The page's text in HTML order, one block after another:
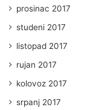
prosinac 2017
studeni 2017
listopad 2017
rujan 2017
kolovoz 2017
srpanj 2017